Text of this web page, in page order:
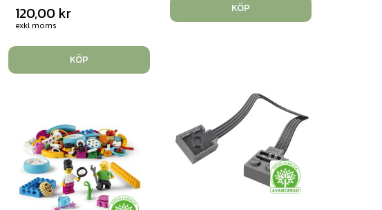
120,00 kr
exkl moms
KÖP
KÖP